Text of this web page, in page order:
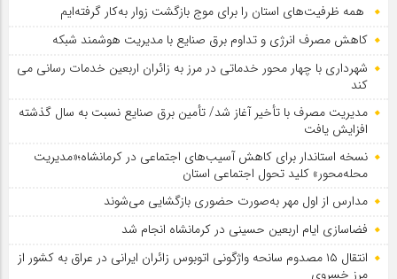
همه ظرفیت‌های استان را برای موج بازگشت زوار به‌کار گرفته‌ایم
کاهش مصرف انرژی و تداوم برق صنایع با مدیریت هوشمند شبکه
شهرداری با چهار محور خدماتی در مرز به زائران اربعین خدمات رسانی می
کند
مدیریت مصرف با تأخیر آغاز شد/ تأمین برق صنایع نسبت به سال گذشته
افزایش یافت
نسخه استاندار برای کاهش آسیب‌های اجتماعی در کرمانشاه؛«مدیریت
محله‌محور» کلید تحول اجتماعی استان
مدارس از اول مهر به‌صورت حضوری بازگشایی می‌شوند
فضاسازی ایام اربعین حسینی در کرمانشاه انجام شد
انتقال ۱۵ مصدوم سانحه واژگونی اتوبوس زائران ایرانی در عراق به کشور از
مرز خسروی